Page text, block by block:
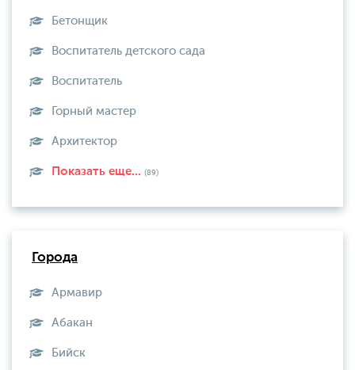
Бетонщик
Воспитатель детского сада
Воспитатель
Горный мастер
Архитектор
Показать еще... (89)
Города
Армавир
Абакан
Бийск